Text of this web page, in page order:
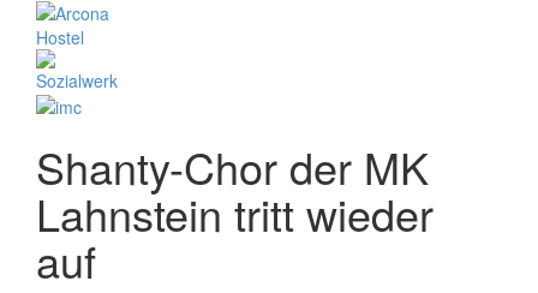
Shanty-Chor der MK
Lahnstein tritt wieder
auf